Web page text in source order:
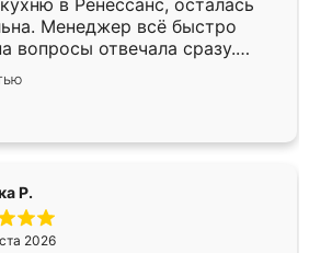
в Ренессанс, осталась
Менеджер всё быстро
вопросы отвечала сразу.
в субботу, подошёл к
ответственностью. Собрали
работали аккуратно, даже
Р.
2026